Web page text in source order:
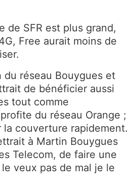
de SFR est plus grand,
Free aurait moins de
du réseau Bouygues et
de bénéficier aussi
tout comme
du réseau Orange ;
couverture rapidement.
à Martin Bouygues
Telecom, de faire une
veux pas de mal je le